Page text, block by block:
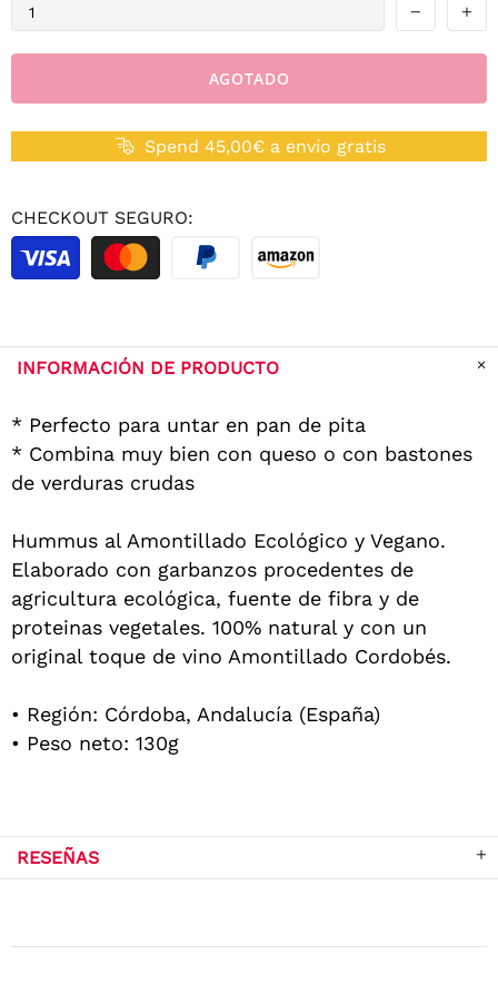
AGOTADO
Spend 45,00€ a envío gratis
CHECKOUT SEGURO:
INFORMACIÓN DE PRODUCTO
* Perfecto para untar en pan de pita
* Combina muy bien con queso o con bastones
de verduras crudas
Hummus al Amontillado Ecológico y Vegano.
Elaborado con garbanzos procedentes de
agricultura ecológica, fuente de fibra y de
proteinas vegetales. 100% natural y con un
original toque de vino Amontillado Cordobés.
• Región: Córdoba, Andalucía (España)
• Peso neto: 130g
RESEÑAS